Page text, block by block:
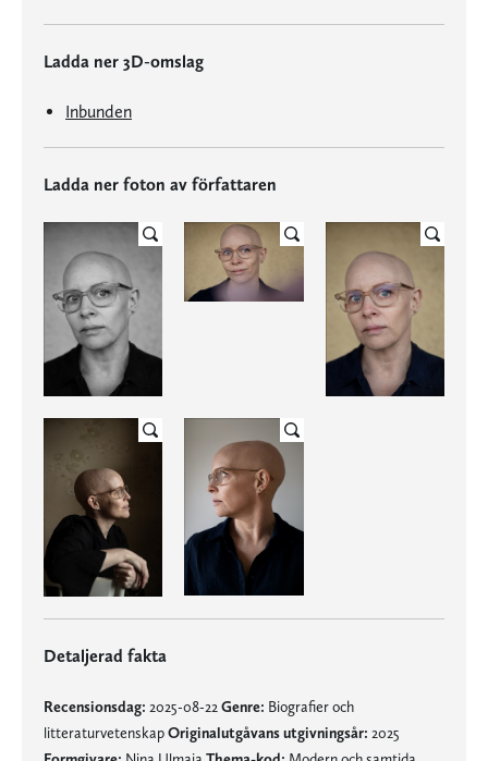
Ladda ner 3D-omslag
Inbunden
Ladda ner foton av författaren
Detaljerad fakta
Recensionsdag: 2025-08-22 Genre: Biografier och
litteraturvetenskapOriginalutgåvans utgivningsår: 2025